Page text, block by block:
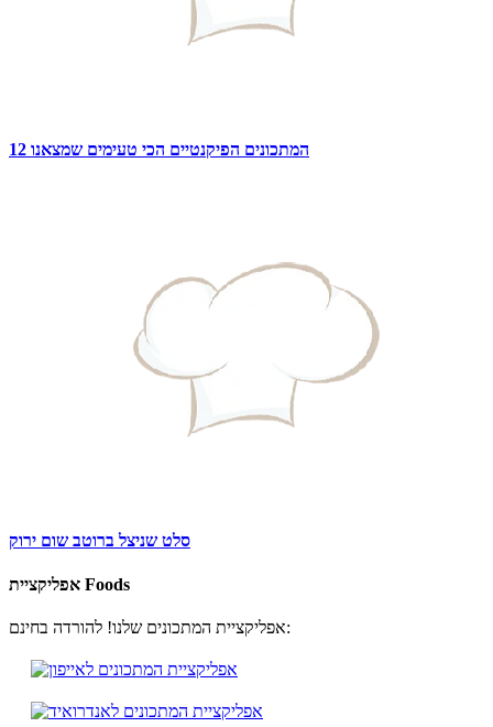
12 המתכונים הפיקנטיים הכי טעימים שמצאנו
סלט שניצל ברוטב שום ירוק
אפליקציית Foods
אפליקציית המתכונים שלנו! להורדה בחינם: